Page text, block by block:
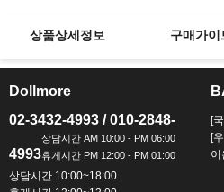
상품상세정보 구매가이
Dollmore
02-3432-4993 / 010-2848-
4993
상담시간 10:00~18:00
[
[
이